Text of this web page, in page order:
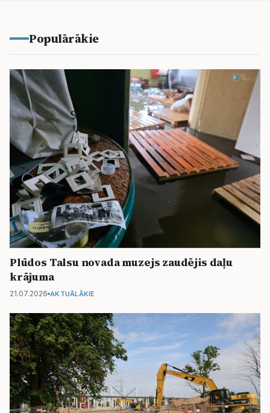
Populārākie
Plūdos Talsu novada muzejs zaudējis daļu
krājuma
21.07.2026 AKTUĀLĀKIE